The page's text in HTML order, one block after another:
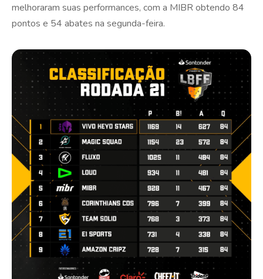
melhoraram suas performances, com a MIBR obtendo 84
pontos e 54 abates na segunda-feira.